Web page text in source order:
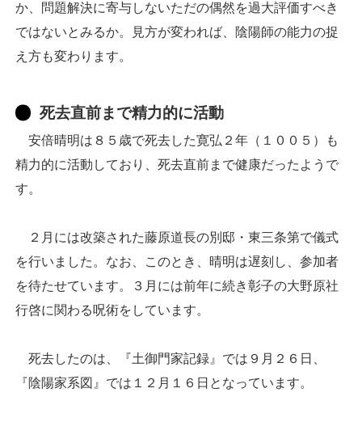
か、問題解決に寄与しないただの偶然を過大評価すべき
ではないとみるか。見方が変われば、陰陽師の能力の捉
え方も変わります。
死去直前まで精力的に活動
安倍晴明は８５歳で死去した寛弘２年（１００５）も
精力的に活動しており、死去直前まで健康だったようで
す。
２月には改築された藤原道長の別邸・東三条第で儀式
を行いました。なお、このとき、晴明は遅刻し、参加者
を待たせています。３月には前年に続き彰子の大野原社
行啓に関わる呪術をしています。
死去したのは、『土御門家記録』では９月２６日、
『陰陽家系図』では１２月１６日となっています。